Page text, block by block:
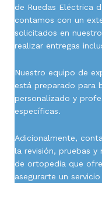
de Ruedas Eléctrica
contamos con un
solicitados en
realizar entregas
Nuestro equipo de
está preparado para
personalizado y
específicas.
Adicionalmente,
la revisión, pruebas
de ortopedia que
asegurarte un